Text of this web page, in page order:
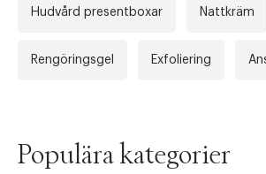
Hudvård presentboxar Nattkräm
Rengöringsgel Exfoliering
Populära kategorier